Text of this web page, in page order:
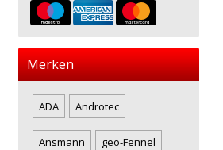
Merken
ADA Androtec
Ansmann geo-Fennel